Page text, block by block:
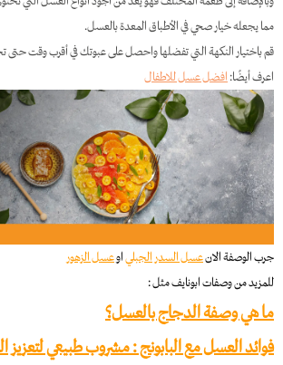
مما يجعله خيار صحي في الأطباق المعدة بالعسل.
قم باختيار النكهة التي تفضلها واحصل على عبوتك في أقرب وقت
اعرف أيضًا: افضل عسل للاطفال
جرب الوصفة الانعسل السدر الجبلياوعسل الزهور
للمزيد من وصفات ابونايف مثل :
ما هي وصفة الدجاج بالعسل؟
فوائد العسل مع البابونج : مشروب طبيعي لتعزيز